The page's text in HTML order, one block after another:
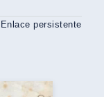
Enlace persistente